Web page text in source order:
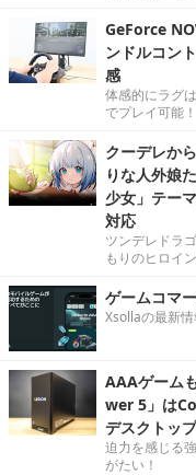
GeForce
ンドルコン
感
体感的にラグ
でプレイ可能！
クーデレか
りな人外娘
少女」テー
対応
ツンデレドラ
もりのヒロイ
ゲームコマ
Xsollaの最新情
AAAゲーム
wer 5」は
デスクトッ
迫力を感じる
がたい！